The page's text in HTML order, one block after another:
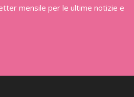
mensile per le ultime notizie e